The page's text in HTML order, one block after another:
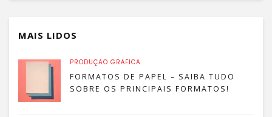
MAIS LIDOS
PRODUÇÃO GRÁFICA
FORMATOS DE PAPEL – SAIBA TUDO
SOBRE OS PRINCIPAIS FORMATOS!